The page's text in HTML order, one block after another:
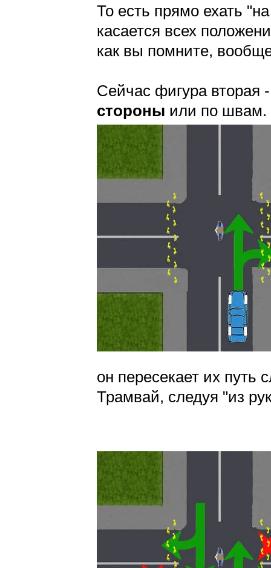
То есть прямо ехать
касается всех
как вы помните,
Сейчас фигура вторая
стороны или по швам.
он пересекает их путь
Трамвай, следуя "из